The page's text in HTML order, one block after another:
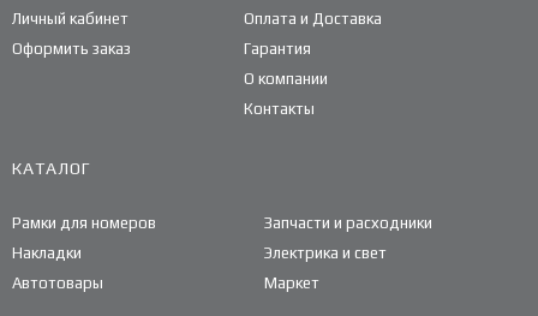
Личный кабинет
Оформить заказ
Оплата и Доставка
Гарантия
О компании
Контакты
КАТАЛОГ
Рамки для номеров
Накладки
Автотовары
Запчасти и расходники
Электрика и свет
Маркет